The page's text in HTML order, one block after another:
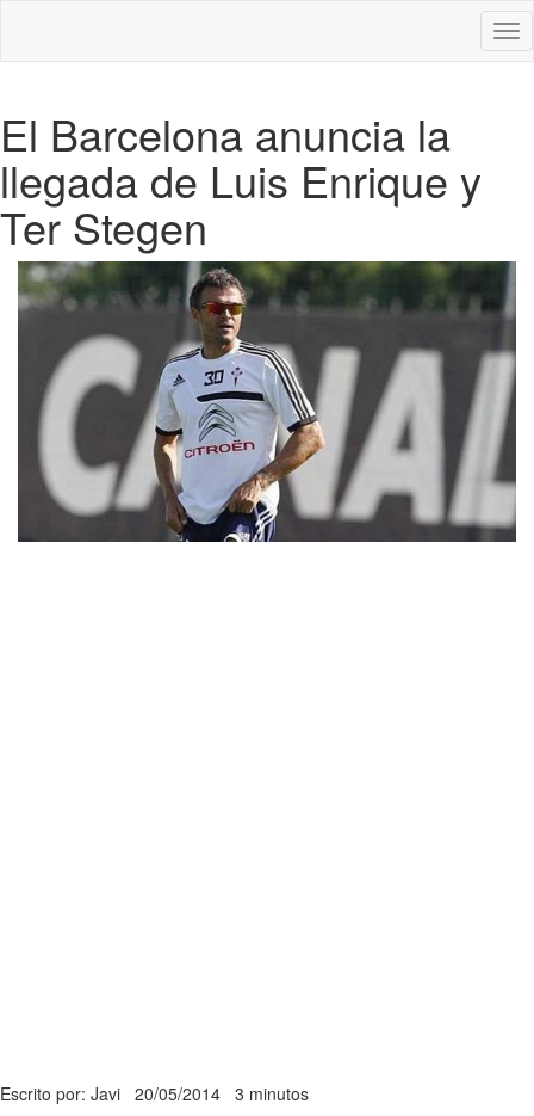
El Barcelona anuncia la
llegada de Luis Enrique y
Ter Stegen
Escrito por: Javi 20/05/2014 3 minutos